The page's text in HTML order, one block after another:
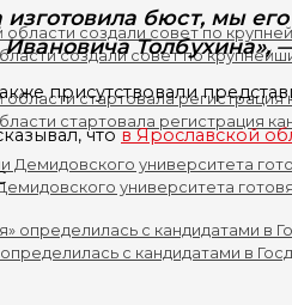
создали совет по
стартовала регистрация
университета
с кандидатами в
бюст, мы
Толбухина»,
присутствовали
чтов Ярославской